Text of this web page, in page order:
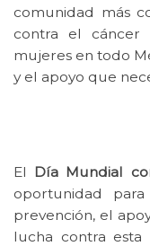
comunidad más
contra el cáncer
mujeres en todo
y el apoyo que
El Día Mundial
oportunidad
prevención, el
lucha contra esta